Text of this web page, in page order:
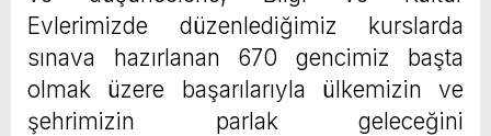
Evlerimizde düzenlediğimiz kurslarda
sınava hazırlanan 670 gencimiz başta
olmak üzere başarılarıyla ülkemizin ve
şehrimizin parlak geleceğini